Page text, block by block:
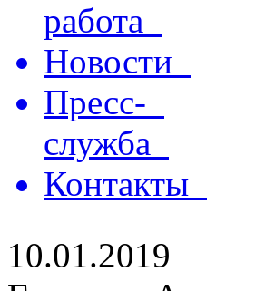
работа
Новости
Пресс-
служба
Контакты
10.01.2019